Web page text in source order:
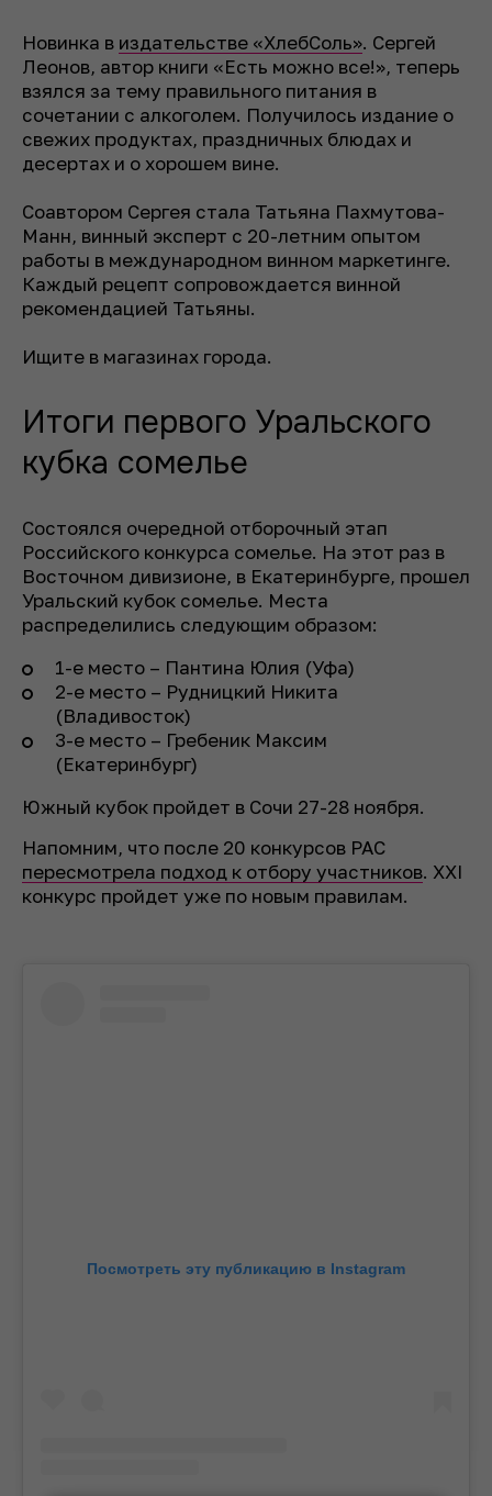
Новинка в издательстве «ХлебСоль». Сергей
Леонов, автор книги «Есть можно все!», теперь
взялся за тему правильного питания в
сочетании с алкоголем. Получилось издание о
свежих продуктах, праздничных блюдах и
десертах и о хорошем вине.
Соавтором Сергея стала Татьяна Пахмутова-
Манн, винный эксперт с 20-летним опытом
работы в международном винном маркетинге.
Каждый рецепт сопровождается винной
рекомендацией Татьяны.
Ищите в магазинах города.
Итоги первого Уральского
кубка сомелье
Состоялся очередной отборочный этап
Российского конкурса сомелье. На этот раз в
Восточном дивизионе, в Екатеринбурге, прошел
Уральский кубок сомелье. Места
распределились следующим образом:
1-е место – Пантина Юлия (Уфа)
2-е место – Рудницкий Никита
(Владивосток)
3-е место – Гребеник Максим
(Екатеринбург)
Южный кубок пройдет в Сочи 27-28 ноября.
Напомним, что после 20 конкурсов РАС
пересмотрела подход к отбору участников. XXI
конкурс пройдет уже по новым правилам.
Посмотреть эту публикацию в Instagram